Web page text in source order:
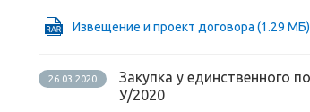
Извещение и проект договора (1.29 МБ)
26.03.2020
Закупка у единственного
У/2020